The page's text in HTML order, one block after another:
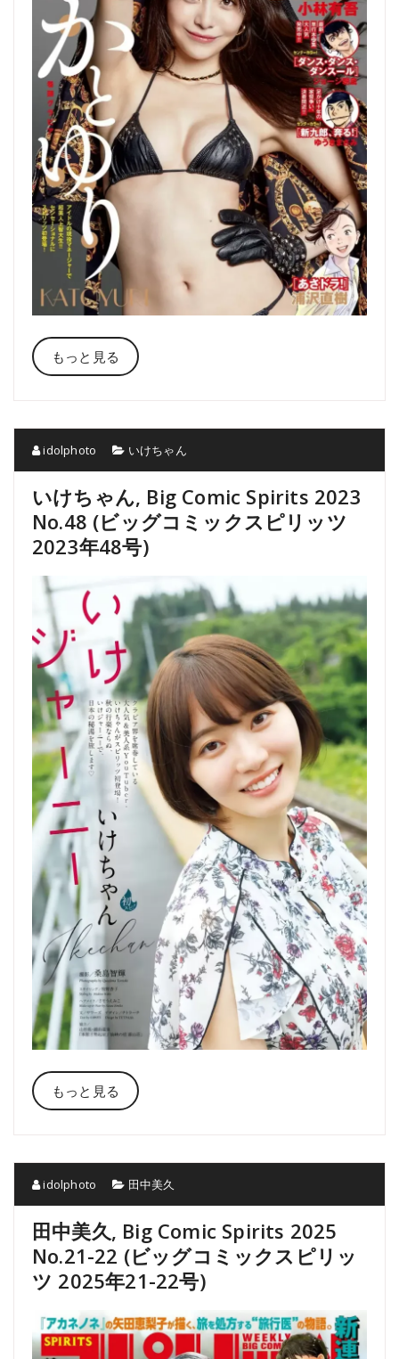
もっと見る
idolphoto いけちゃん
いけちゃん, Big Comic Spirits 2023
No.48 (ビッグコミックスピリッツ
2023年48号)
もっと見る
idolphoto 田中美久
田中美久, Big Comic Spirits 2025
No.21-22 (ビッグコミックスピリッ
ツ 2025年21-22号)